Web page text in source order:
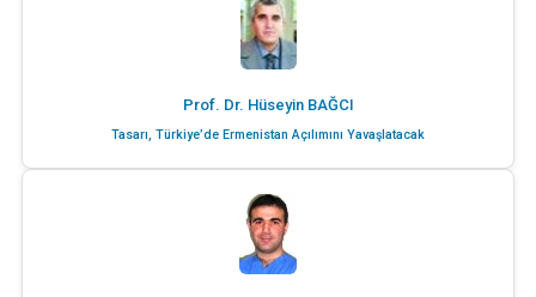
Prof. Dr. Hüseyin BAĞCI
Tasarı, Türkiye’de Ermenistan Açılımını Yavaşlatacak